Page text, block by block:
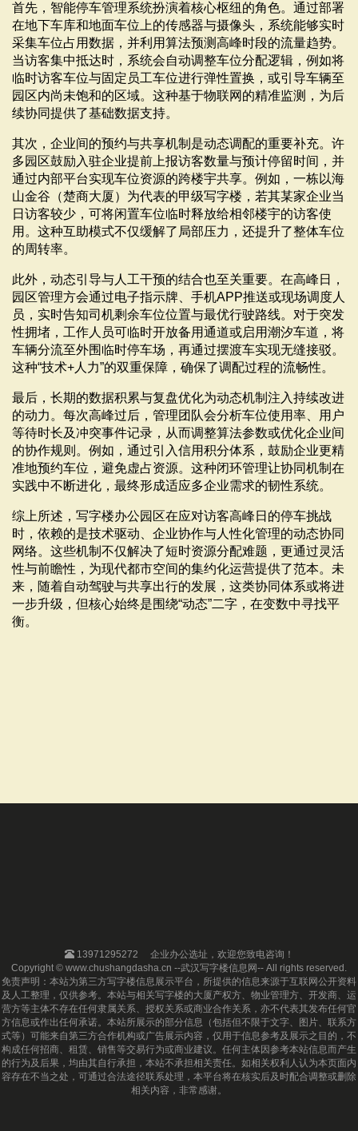
首先，智能停车管理系统扮演着核心枢纽的角色。通过部署
在地下车库和地面车位上的传感器与摄像头，系统能够实时
采集车位占用数据，并利用算法预测高峰时段的流量趋势。
当访客集中抵达时，系统会自动调整车位分配逻辑，例如将
临时访客车位与固定员工车位进行弹性置换，或引导车辆至
园区内尚未饱和的区域。这种基于物联网的精准监测，为后
续协同提供了基础数据支持。
其次，企业间的预约与共享机制是动态调配的重要补充。许
多园区鼓励入驻企业提前上报访客数量与预计停留时间，并
通过内部平台实现车位资源的跨楼宇共享。例如，一栋以海
山金谷（楚商大厦）为代表的甲级写字楼，若其某家企业当
日访客较少，可将闲置车位临时释放给相邻楼宇的访客使
用。这种互助模式不仅缓解了局部压力，还提升了整体车位
的周转率。
此外，动态引导与人工干预的结合也至关重要。在高峰日，
园区管理方会通过电子指示牌、手机APP推送或现场调度人
员，实时告知司机剩余车位位置与最优行驶路线。对于突发
性拥堵，工作人员可临时开放备用通道或启用潮汐车道，将
车辆分流至外围临时停车场，再通过摆渡车实现无缝接驳。
这种“技术+人力”的双重保障，确保了调配过程的流畅性。
最后，长期的数据积累与复盘优化为动态机制注入持续改进
的动力。每次高峰过后，管理团队会分析车位使用率、用户
等待时长及冲突事件记录，从而调整算法参数或优化企业间
的协作规则。例如，通过引入信用积分体系，鼓励企业更精
准地预约车位，避免虚占资源。这种闭环管理让协同机制在
实践中不断进化，最终形成适应多企业需求的韧性系统。
综上所述，写字楼办公园区在应对访客高峰日的停车挑战
时，依赖的是技术驱动、企业协作与人性化管理的动态协同
网络。这些机制不仅解决了短时资源分配难题，更通过灵活
性与前瞻性，为现代都市空间的集约化运营提供了范本。未
来，随着自动驾驶与共享出行的发展，这类协同体系或将进
一步升级，但核心始终是围绕“动态”二字，在变数中寻找平
衡。
13971295272
企业办公选址，欢迎您致电咨询！
Copyright © www.chushangdasha.cn --武汉写字楼信息网-- All rights reserved.
免责声明：本站为第三方写字楼信息展示平台，所提供的信息来源于互联网公开资料
及人工整理，仅供参考。本站与相关写字楼的大厦产权方、物业管理方、开发商、运
营方等主体不存在任何隶属关系、授权关系或商业合作关系，亦不代表其发布任何官
方信息或作出任何承诺。本站所展示的部分信息（包括但不限于文字、图片、联系方
式等）可能来自第三方合作机构或广告展示内容，仅用于信息参考及展示之目的，不
构成任何招商、租赁、销售等交易行为或商业建议。任何主体因参考本站信息而产生
的行为及后果，均由其自行承担，本站不承担相关责任。如相关权利人认为本页面内
容存在不当之处，可通过合法途径联系处理，本平台将在核实后及时配合调整或删除
相关内容，非常感谢。